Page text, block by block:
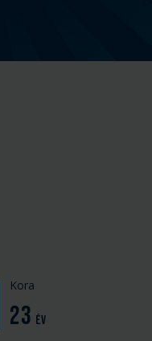
Kora
23 év